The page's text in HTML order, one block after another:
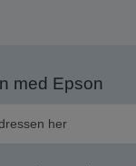
med Epson